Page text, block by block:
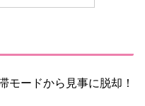
モードから見事に脱却！